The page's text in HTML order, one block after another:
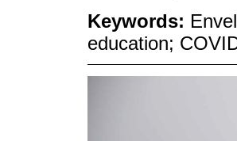
Keywords:
education;